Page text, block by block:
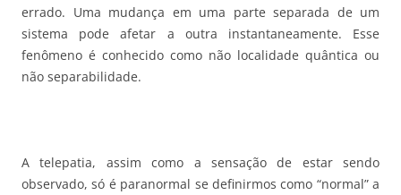
errado. Uma mudança em uma parte separada de um
sistema pode afetar a outra instantaneamente. Esse
fenômeno é conhecido como não localidade quântica ou
não separabilidade.
A telepatia, assim como a sensação de estar sendo
observado, só é paranormal se definirmos como “normal” a